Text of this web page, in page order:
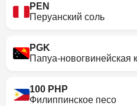
PEN
Перуанский соль
PGK
Папуа-новогвинейская
100 PHP
Филиппинское песо